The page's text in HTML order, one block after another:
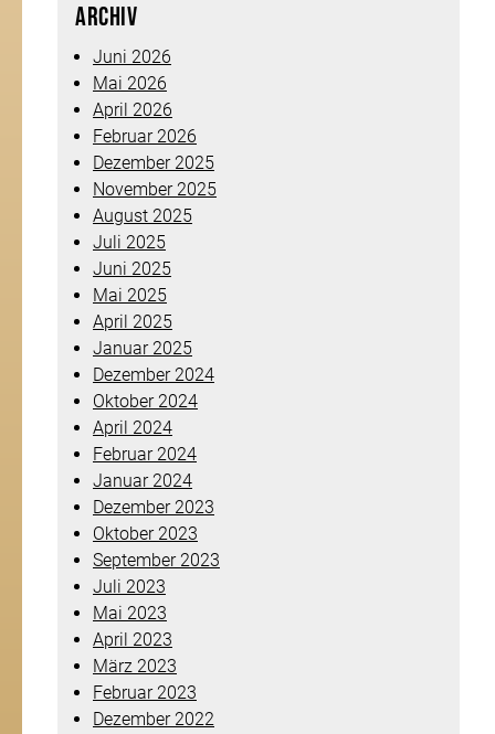
Archiv
Juni 2026
Mai 2026
April 2026
Februar 2026
Dezember 2025
November 2025
August 2025
Juli 2025
Juni 2025
Mai 2025
April 2025
Januar 2025
Dezember 2024
Oktober 2024
April 2024
Februar 2024
Januar 2024
Dezember 2023
Oktober 2023
September 2023
Juli 2023
Mai 2023
April 2023
März 2023
Februar 2023
Dezember 2022